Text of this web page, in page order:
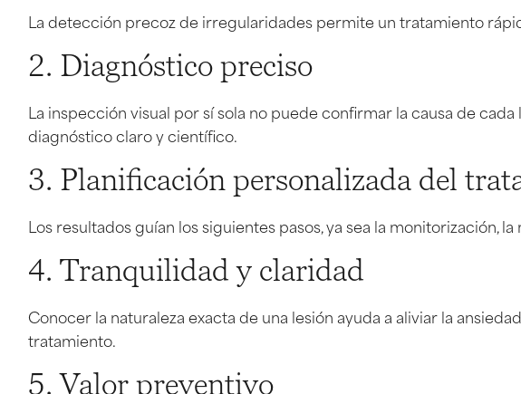
La detección precoz de irregularidades permite un tratamiento
2. Diagnóstico preciso
La inspección visual por sí sola no puede confirmar la causa de
diagnóstico claro y científico.
3. Planificación personalizada del
Los resultados guían los siguientes pasos, ya sea la monitorización,
4. Tranquilidad y claridad
Conocer la naturaleza exacta de una lesión ayuda a aliviar la
tratamiento.
5. Valor preventivo